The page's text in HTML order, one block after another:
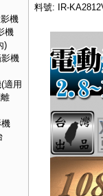
機
機
)
機
適用
料號: IR-